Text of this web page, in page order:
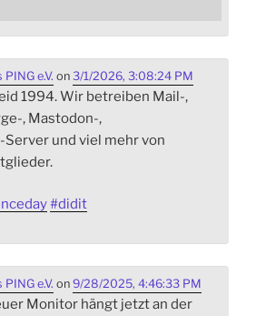
e.V. on 3/1/2026, 3:08:24 PM
1994. Wir betreiben Mail-,
, Mastodon-,
und viel mehr von
#didit
e.V. on 9/28/2025, 4:46:33 PM
Monitor hängt jetzt an der